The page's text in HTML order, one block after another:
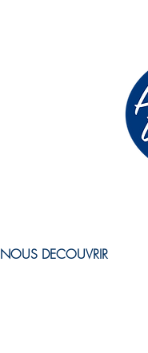
NOUS DECOUVRIR